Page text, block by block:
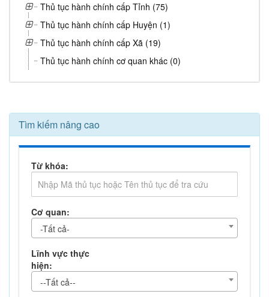
Thủ tục hành chính cấp Tỉnh (75)
Thủ tục hành chính cấp Huyện (1)
Thủ tục hành chính cấp Xã (19)
Thủ tục hành chính cơ quan khác (0)
Tìm kiếm nâng cao
Từ khóa:
Cơ quan:
-Tất cả-
Lĩnh vực thực
hiện:
--Tất cả--